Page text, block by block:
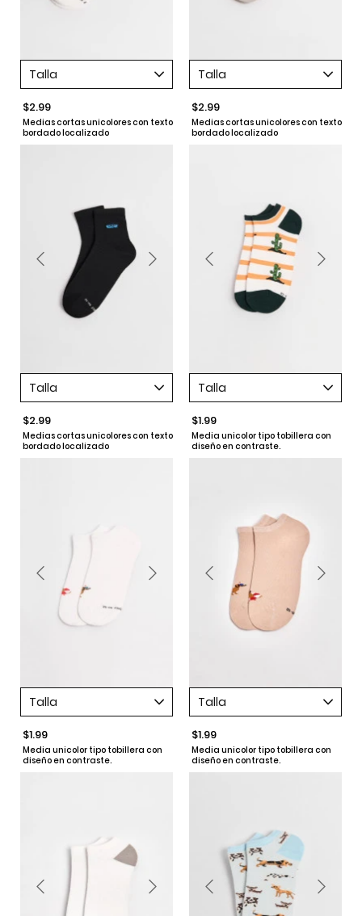
Talla
$2.99
Medias cortas unicolores con texto
bordado localizado
Talla
$2.99
Medias cortas unicolores con texto
bordado localizado
Talla
$2.99
Medias cortas unicolores con texto
bordado localizado
Talla
$1.99
Media unicolor tipo tobillera con
diseño en contraste.
Talla
$1.99
Media unicolor tipo tobillera con
diseño en contraste.
Talla
$1.99
Media unicolor tipo tobillera con
diseño en contraste.